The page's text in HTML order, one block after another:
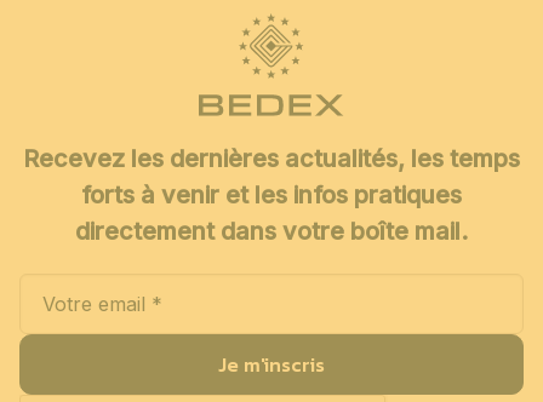
Recevez les dernières actualités, les temps
forts à venir et les infos pratiques
directement dans votre boîte mail.
Je m'inscris